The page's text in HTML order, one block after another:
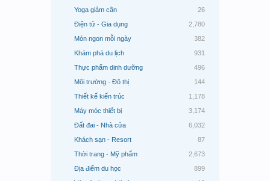
Yoga giảm cân
26
Điện tử - Gia dụng
2,780
Món ngon mỗi ngày
382
Khám phá du lịch
931
Thực phẩm dinh dưỡng
496
Môi trường - Đô thị
144
Thiết kế kiến trúc
1,178
Máy móc thiết bị
3,174
Đất đai - Nhà cửa
6,032
Khách sạn - Resort
87
Thời trang - Mỹ phẩm
2,673
Địa điểm du học
899